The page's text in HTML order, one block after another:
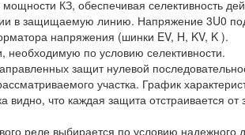
КЗ, обеспечивая селективность
в защищаемую линию. Напряжение 3U0
напряжения (шинки EV, H, KV, K ).
по условию селективности.
защит нулевой
участка. График
видно, что каждая защита отстраивается
реле выбирается по условию надежного